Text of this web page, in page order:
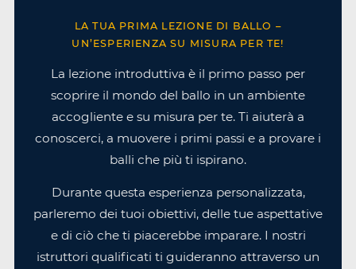
LA TUA PRIMA LEZIONE DI BALLO –
UN’ESPERIENZA SU MISURA PER TE!
La lezione introduttiva è il primo passo per
scoprire il mondo del ballo in un ambiente
accogliente e su misura per te. Ti aiuterà a
conoscerci, a muovere i primi passi e a provare i
balli che più ti ispirano.
Durante questa esperienza personalizzata,
parleremo dei tuoi obiettivi, delle tue aspettative
e di ciò che ti piacerebbe imparare. I nostri
istruttori qualificati ti guideranno attraverso un